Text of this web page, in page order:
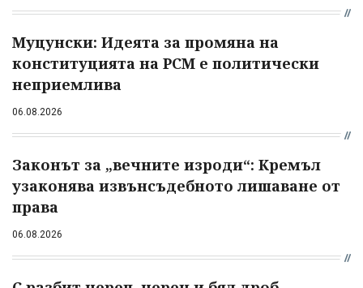
Муцунски: Идеята за промяна на
конституцията на РСМ е политически
неприемлива
06.08.2026
Законът за „вечните изроди“: Кремъл
узаконява извънсъдебното лишаване от
права
06.08.2026